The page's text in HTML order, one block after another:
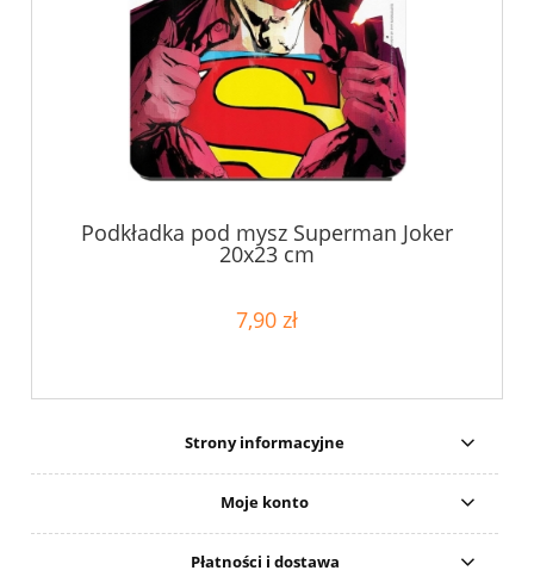
Podkładka pod mysz Superman Joker
20x23 cm
7,90 zł
Strony informacyjne
Moje konto
Płatności i dostawa